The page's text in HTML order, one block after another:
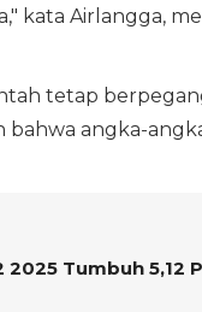
kata Airlangga,
tetap
bahwa angka-
Tumbuh 5,12